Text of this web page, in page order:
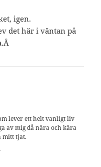
igen.
det här i väntan på
lever ett helt vanligt liv
av mig då nära och kära
mitt tjat.